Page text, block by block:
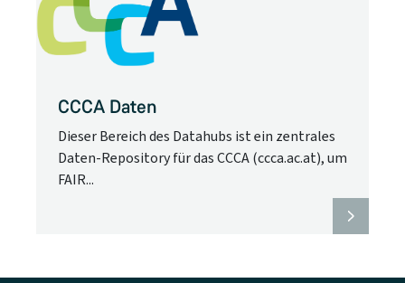
CCCA Daten
Dieser Bereich des Datahubs ist ein zentrales
Daten-Repository für das CCCA (ccca.ac.at), um
FAIR...